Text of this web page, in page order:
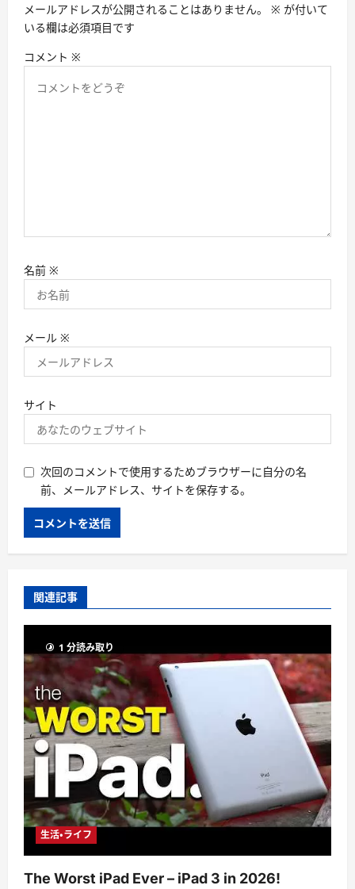
ン
メールアドレスが公開されることはありません。 ※ が付いて
いる欄は必須項目です
コメント ※
名前 ※
メール ※
サイト
次回のコメントで使用するためブラウザーに自分の名
前、メールアドレス、サイトを保存する。
関連記事
1 分読み取り
生活・ライフ
The Worst iPad Ever – iPad 3 in 2026!